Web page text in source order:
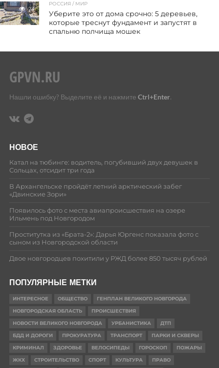
23
РОССИЯ / МИР
Уберите это от дома срочно: 5 деревьев,
которые треснут фундамент и запустят в
спальню полчища мошек
Нашли ошибку? Выделите её и нажмите Ctrl+Enter.
НОВОЕ
Катал на тюбинге: водитель, погубивший двух девушек в
Сольцах, отсидит три года
В Архангельске пройдёт летний арктический забег
«Двинские Зори»
Появилось фото с места авиапроисшествия на озере
Ильмень под Новгородом
Проститутка из «Брата-2»: Дарья Юргенс показала фото с
сыном из Новгородской области
Двое новгородцев похитили у РЖД более 850 тысяч рублей
ПОПУЛЯРНЫЕ МЕТКИ
ИНТЕРЕСНОЕ ОБЩЕСТВО
ГЕНПЛАН ВЕЛИКОГО НОВГОРОДА
НОВГОРОДСКАЯ ОБЛАСТЬ
ПРОИСШЕСТВИЯ
НОВОСТИ ВЕЛИКОГО НОВГОРОДА
УРБАНИСТИКА
ДТП
БДД И ДОРОГИ
ПРОКУРАТУРА ТРАНСПОРТ
ПАРКИ И СКВЕРЫ
КРИМИНАЛ
ЗДОРОВЬЕ ВЕЛОСИПЕДЫ ГОРОСКОП
ПОЖАРЫ
ЖКХ
СТРОИТЕЛЬСТВО СПОРТ КУЛЬТУРА ПРАВО